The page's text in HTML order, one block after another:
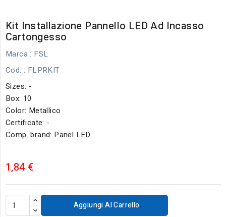
Kit Installazione Pannello LED Ad Incasso
Cartongesso
Marca : FSL
Cod. : FLPRKIT
Sizes: -
Box: 10
Color: Metallico
Certificate: -
Comp. brand: Panel LED
1,84 €
Aggiungi Al Carrello